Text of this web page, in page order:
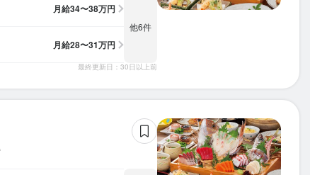
月給34〜38万円
月給28〜31万円
他6件
最終更新日：30日以上前